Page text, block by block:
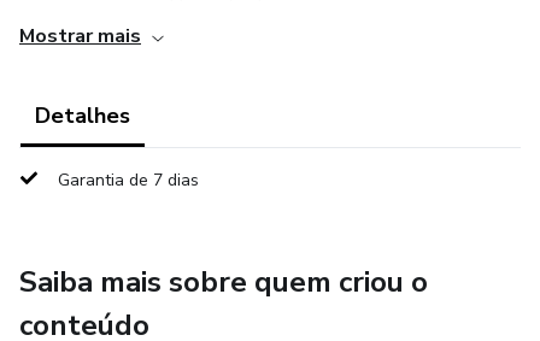
calor nem frio.
Mala Otimizada: Técnicas de embalagem (Rolo, Cubos) e a
Adicione agora e garanta que sua única preocupação seja
curtir a viagem!
Mostrar mais
Detalhes
Garantia de 7 dias
Saiba mais sobre quem criou o
conteúdo